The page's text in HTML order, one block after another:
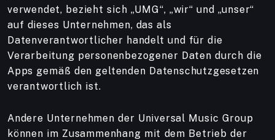
verwendet, bezieht sich „UMG“, „wir“ und „unser“
auf dieses Unternehmen, das als
Datenverantwortlicher handelt und für die
Verarbeitung personenbezogener Daten durch die
Apps gemäß den geltenden Datenschutzgesetzen
verantwortlich ist.
Andere Unternehmen der Universal Music Group
können im Zusammenhang mit dem Betrieb der